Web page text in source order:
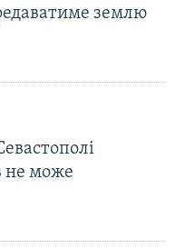
землю
не може